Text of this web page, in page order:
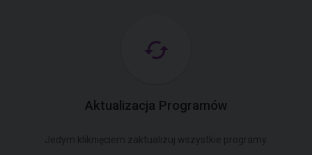
Aktualizacja Programów